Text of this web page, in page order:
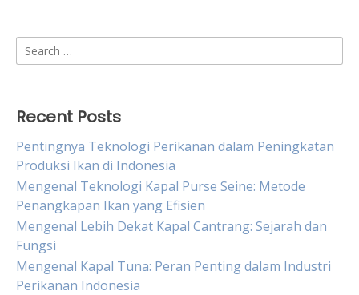
Search
for:
Recent Posts
Pentingnya Teknologi Perikanan dalam Peningkatan
Produksi Ikan di Indonesia
Mengenal Teknologi Kapal Purse Seine: Metode
Penangkapan Ikan yang Efisien
Mengenal Lebih Dekat Kapal Cantrang: Sejarah dan
Fungsi
Mengenal Kapal Tuna: Peran Penting dalam Industri
Perikanan Indonesia